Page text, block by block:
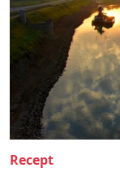
Recept